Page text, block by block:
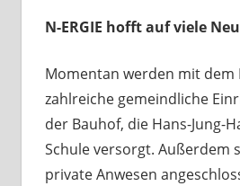
N-ERGIE hofft auf viele
Momentan werden mit dem
zahlreiche gemeindliche
der Bauhof, die Hans-Jung-
Schule versorgt. Außerdem
private Anwesen